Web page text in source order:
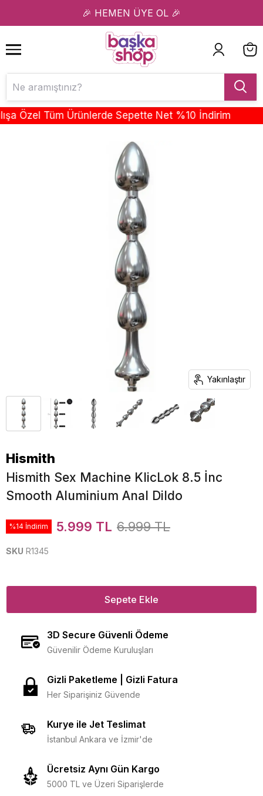
🎉 HEMEN ÜYE OL 🎉
1 2
Özel Tüm Ürünlerde Sepette Net %10 İndirim
Yakınlaştır
Hismith
Hismith Sex Machine KlicLok 8.5 İnc
Smooth Aluminium Anal Dildo
%14 İndirim 5.999 TL 6.999 TL
SKU R1345
Sepete Ekle
3D Secure Güvenli Ödeme
Güvenilir Ödeme Kuruluşları
Gizli Paketleme | Gizli Fatura
Her Siparişiniz Güvende
Kurye ile Jet Teslimat
İstanbul Ankara ve İzmir'de
Ücretsiz Aynı Gün Kargo
5000 TL ve Üzeri Siparişlerde